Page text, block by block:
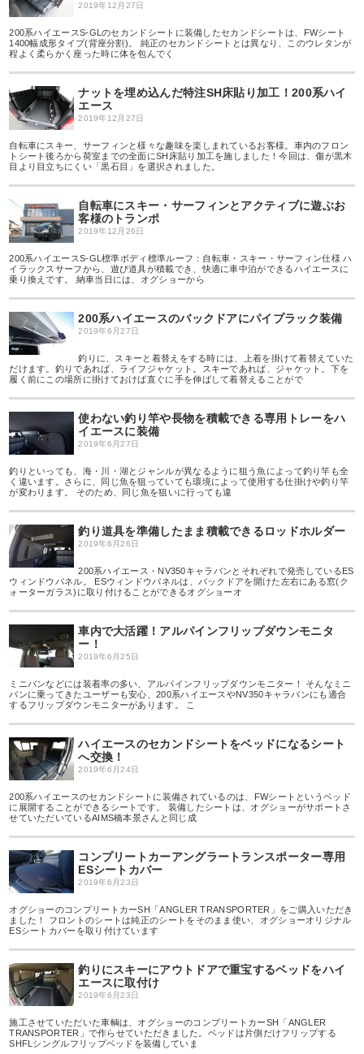
2019年12月27日
200系ハイエースS-GLのセカンドシートに装備したセカンドシートは、FWシート
1400幅成形タイプ(背座分割)。 純正のセカンドシートとは異なり、このウレタンが
程よく柔らかく座った時に体を包んでく
ナットを埋め込んだ特注SH床貼り加工！200系ハイ
エース
2019年12月27日
自転車にスキー、サーフィンと様々な趣味を楽しまれているお客様。車内のフロン
トシート後ろから荷室までの全面にSH床貼り加工を施しました！今回は、傷が黒木
目より目立ちにくい「黒石目」を選択されました。
自転車にスキー・サーフィンとアクティブに遊ぶお
客様のトランポ
2019年12月26日
200系ハイエースS-GL標準ボディ標準ルーフ：自転車・スキー・サーフィン仕様 ハ
イラックスサーフから、遊び道具が積載でき、快適に車中泊ができるハイエースに
乗り換えです。 納車当日には、オグショーから
200系ハイエースのバックドアにパイプラック装備
2019年6月27日
釣りに、スキーと着替えをする時には、上着を掛けて着替えていた
だけます。釣りであれば、ライフジャケット。スキーであれば、ジャケット。下を
履く前にこの場所に掛けておけば直ぐに手を伸ばして着替えることがで
使わない釣り竿や長物を積載できる専用トレーをハ
イエースに装備
2019年6月27日
釣りといっても、海・川・湖とジャンルが異なるように狙う魚によって釣り竿も全
く違います。さらに、同じ魚を狙っていても環境によって使用する仕掛けや釣り竿
が変わります。 そのため、同じ魚を狙いに行っても違
釣り道具を準備したまま積載できるロッドホルダー
2019年6月26日
200系ハイエース・NV350キャラバンとそれぞれで発売しているES
ウィンドウパネル。 ESウィンドウパネルは、バックドアを開けた左右にある窓(ク
ォーターガラス)に取り付けることができるオグショーオ
車内で大活躍！アルパインフリップダウンモニタ
ー！
2019年6月25日
ミニバンなどには装着率の多い、アルパインフリップダウンモニター！ そんなミニ
バンに乗ってきたユーザーも安心、200系ハイエースやNV350キャラバンにも適合
するフリップダウンモニターがあります。 こ
ハイエースのセカンドシートをベッドになるシート
へ交換！
2019年6月24日
200系ハイエースのセカンドシートに装備されているのは、FWシートというベッド
に展開することができるシートです。 装備したシートは、オグショーがサポートさ
せていただいているAIMS橋本景さんと同じ成
コンプリートカーアングラートランスポーター専用
ESシートカバー
2019年6月23日
オグショーのコンプリートカーSH「ANGLER TRANSPORTER」をご購入いただき
ました！ フロントのシートは純正のシートをそのまま使い、オグショーオリジナル
ESシートカバーを取り付けています
釣りにスキーにアウトドアで重宝するベッドをハイ
エースに取付け
2019年6月23日
施工させていただいた車輌は、オグショーのコンプリートカーSH「ANGLER
TRANSPORTER」で作らせていただきました。ベッドは片側だけフリップする
SHFLシングルフリップベッドを装備していま